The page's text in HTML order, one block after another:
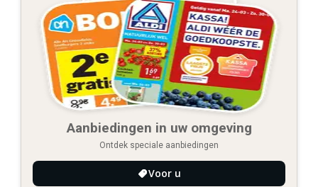
Aanbiedingen in uw omgeving
Ontdek speciale aanbiedingen
Voor u